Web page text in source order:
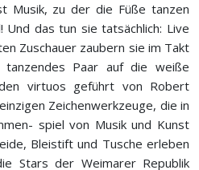
Musik, zu der die Füße tanzen
Und das tun sie tatsächlich: Live
Zuschauer zaubern sie im Takt
tanzendes Paar auf die weiße
virtuos geführt von Robert
Zeichenwerkzeuge, die in
spiel von Musik und Kunst
Bleistift und Tusche erleben
Stars der Weimarer Republik